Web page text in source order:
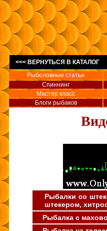
<<< ВЕРНУТЬСЯ В КАТАЛОГ
Рыболовные статьи
Спиннинг
Мастер класс
Блоги рыбаков
Рыбалки со
штекером,
Рыбалка с